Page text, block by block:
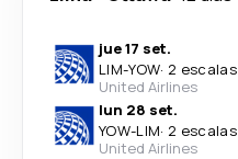
jue 17 set.
LIM-YOW· 2 escalas
United Airlines
lun 28 set.
YOW-LIM· 2 escalas
United Airlines